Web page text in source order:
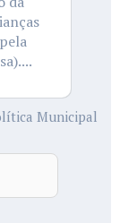
Municipal